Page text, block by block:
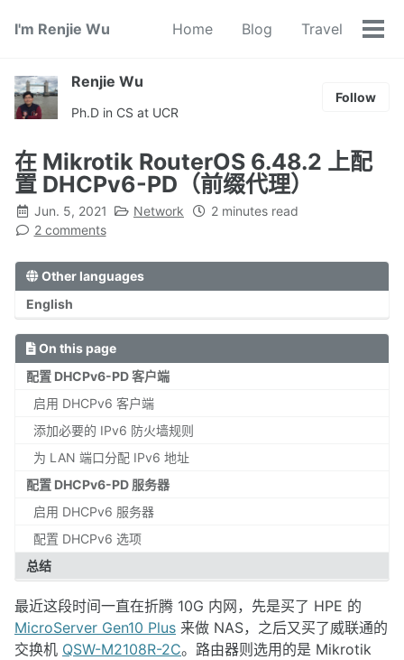
navigation
I'm Renjie Wu Home Blog Travel
Renjie Wu
Ph.D in CS at UCR
Follow
在 Mikrotik RouterOS 6.48.2 上配
置 DHCPv6-PD（前缀代理）
Jun. 5, 2021 Network
2 minutes read
2 comments
Other languages
English
On this page
配置 DHCPv6-PD 客户端
启用 DHCPv6 客户端
添加必要的 IPv6 防火墙规则
为 LAN 端口分配 IPv6 地址
配置 DHCPv6-PD 服务器
启用 DHCPv6 服务器
配置 DHCPv6 选项
总结
最近这段时间一直在折腾 10G 内网，先是买了 HPE 的
MicroServer Gen10 Plus 来做 NAS，之后又买了威联通的
交换机 QSW-M2108R-2C。路由器则选用的是 Mikrotik